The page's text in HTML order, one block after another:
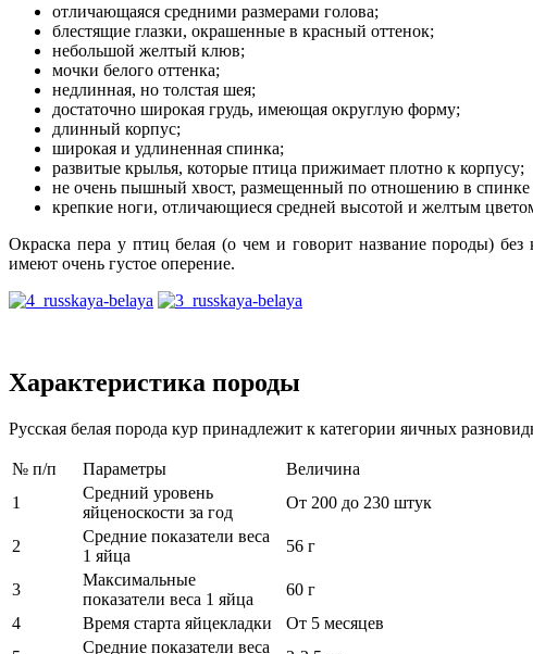
отличающаяся средними размерами голова;
блестящие глазки, окрашенные в красный оттенок;
небольшой желтый клюв;
мочки белого оттенка;
недлинная, но толстая шея;
достаточно широкая грудь, имеющая округлую форму;
длинный корпус;
широкая и удлиненная спинка;
развитые крылья, которые птица прижимает плотно к корпусу;
не очень пышный хвост, размещенный по отношению в
крепкие ноги, отличающиеся средней высотой и желтым
Окраска пера у птиц белая (о чем и говорит название породы)
имеют очень густое оперение.
Характеристика породы
Русская белая порода кур принадлежит к категории яичных
№ п/п Параметры
Величина
1
Средний уровень
яйценоскости за год
От 200 до 230 штук
2
Средние показатели веса
1 яйца
56 г
3
Максимальные
показатели веса 1 яйца
60 г
4
Время старта яйцекладки
От 5 месяцев
Средние показатели веса